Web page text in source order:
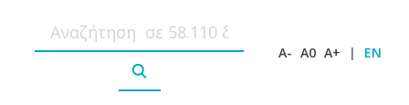
A- A0 A+ | EN